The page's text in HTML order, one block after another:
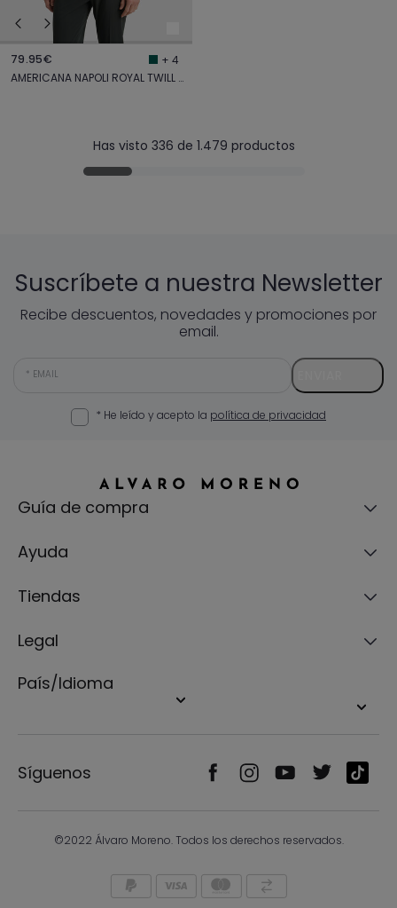
79.95€
+ 4
AMERICANA NAPOLI ROYAL TWILL VERDE
Has visto 336 de 1.479 productos
Suscríbete a nuestra Newsletter
Recibe descuentos, novedades y promociones por
email.
EMAIL
* He leído y acepto la política de privacidad
Guía de compra
Ayuda
Tiendas
Legal
País/Idioma
Síguenos
©2022 Álvaro Moreno. Todos los derechos reservados.